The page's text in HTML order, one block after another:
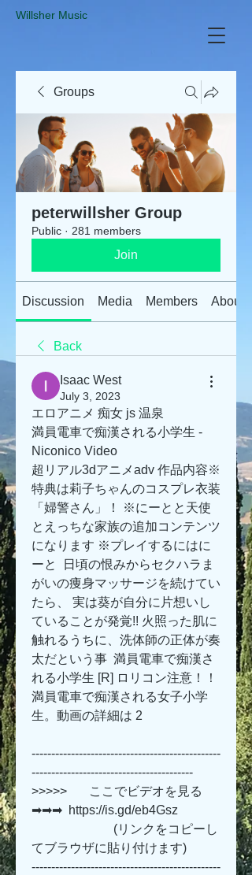
​Willsher Music
Groups
peterwillsher Group
Public · 281 members
Join
Discussion Media Members About
Back
Isaac West
July 3, 2023
エロアニメ 痴女 js 温泉
満員電車で痴漢される小学生 -
Niconico Video
超リアル3dアニメadv 作品内容※
特典は莉子ちゃんのコスプレ衣装
「婦警さん」！ ※にーとと天使
とえっちな家族の追加コンテンツ
になります ※プレイするにはに
ーと  日頃の恨みからセクハラま
がいの痩身マッサージを続けてい
たら、 実は葵が自分に片想いし
ていることが発覚!! 火照った肌に
触れるうちに、洗体師の正体が奏
太だという事  満員電車で痴漢さ
れる小学生 [R] ロリコン注意！！
満員電車で痴漢される女子小学
生。動画の詳細は 2
------------------------------------------------
-----------------------------------------
>>>>>       ここでビデオを見る
➡➡➡  https://is.gd/eb4Gsz
てブラウザに貼り付けます)
------------------------------------------------